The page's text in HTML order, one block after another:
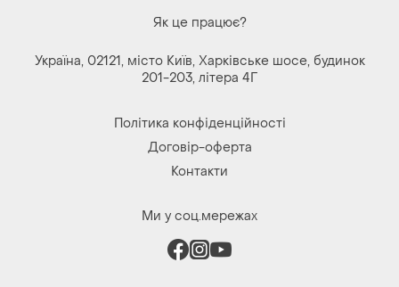
Політика конфіденційності
Контакти
© 2026Shafa.ua